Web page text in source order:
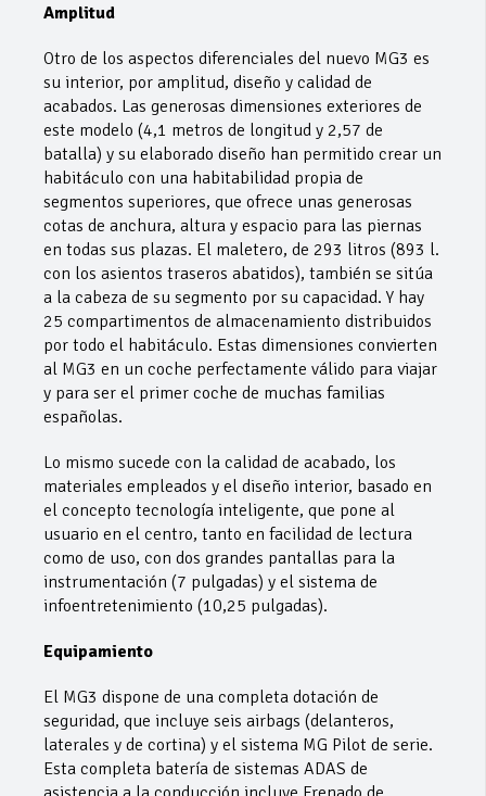
Amplitud
Otro de los aspectos diferenciales del nuevo MG3 es
su interior, por amplitud, diseño y calidad de
acabados. Las generosas dimensiones exteriores de
este modelo (4,1 metros de longitud y 2,57 de
batalla) y su elaborado diseño han permitido crear un
habitáculo con una habitabilidad propia de
segmentos superiores, que ofrece unas generosas
cotas de anchura, altura y espacio para las piernas
en todas sus plazas. El maletero, de 293 litros (893 l.
con los asientos traseros abatidos), también se sitúa
a la cabeza de su segmento por su capacidad. Y hay
25 compartimentos de almacenamiento distribuidos
por todo el habitáculo. Estas dimensiones convierten
al MG3 en un coche perfectamente válido para viajar
y para ser el primer coche de muchas familias
españolas.
Lo mismo sucede con la calidad de acabado, los
materiales empleados y el diseño interior, basado en
el concepto tecnología inteligente, que pone al
usuario en el centro, tanto en facilidad de lectura
como de uso, con dos grandes pantallas para la
instrumentación (7 pulgadas) y el sistema de
infoentretenimiento (10,25 pulgadas).
Equipamiento
El MG3 dispone de una completa dotación de
seguridad, que incluye seis airbags (delanteros,
laterales y de cortina) y el sistema MG Pilot de serie.
Esta completa batería de sistemas ADAS de